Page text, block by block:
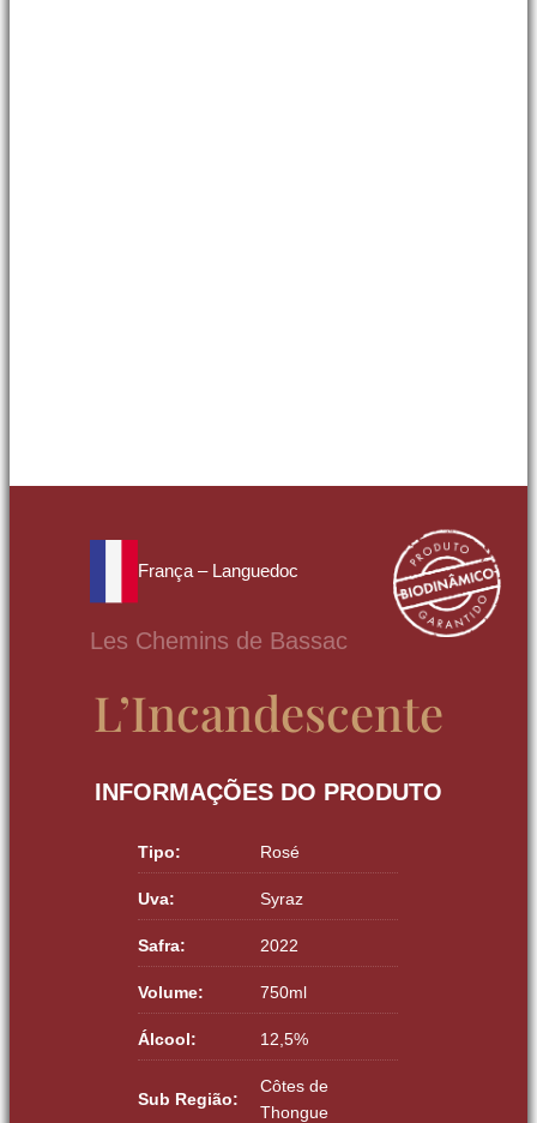
França – Languedoc
Les Chemins de Bassac
L’Incandescente
INFORMAÇÕES DO PRODUTO
Tipo: Rosé
Uva: Syraz
Safra: 2022
Volume: 750ml
Álcool: 12,5%
Sub Região:
Côtes de
Thongue